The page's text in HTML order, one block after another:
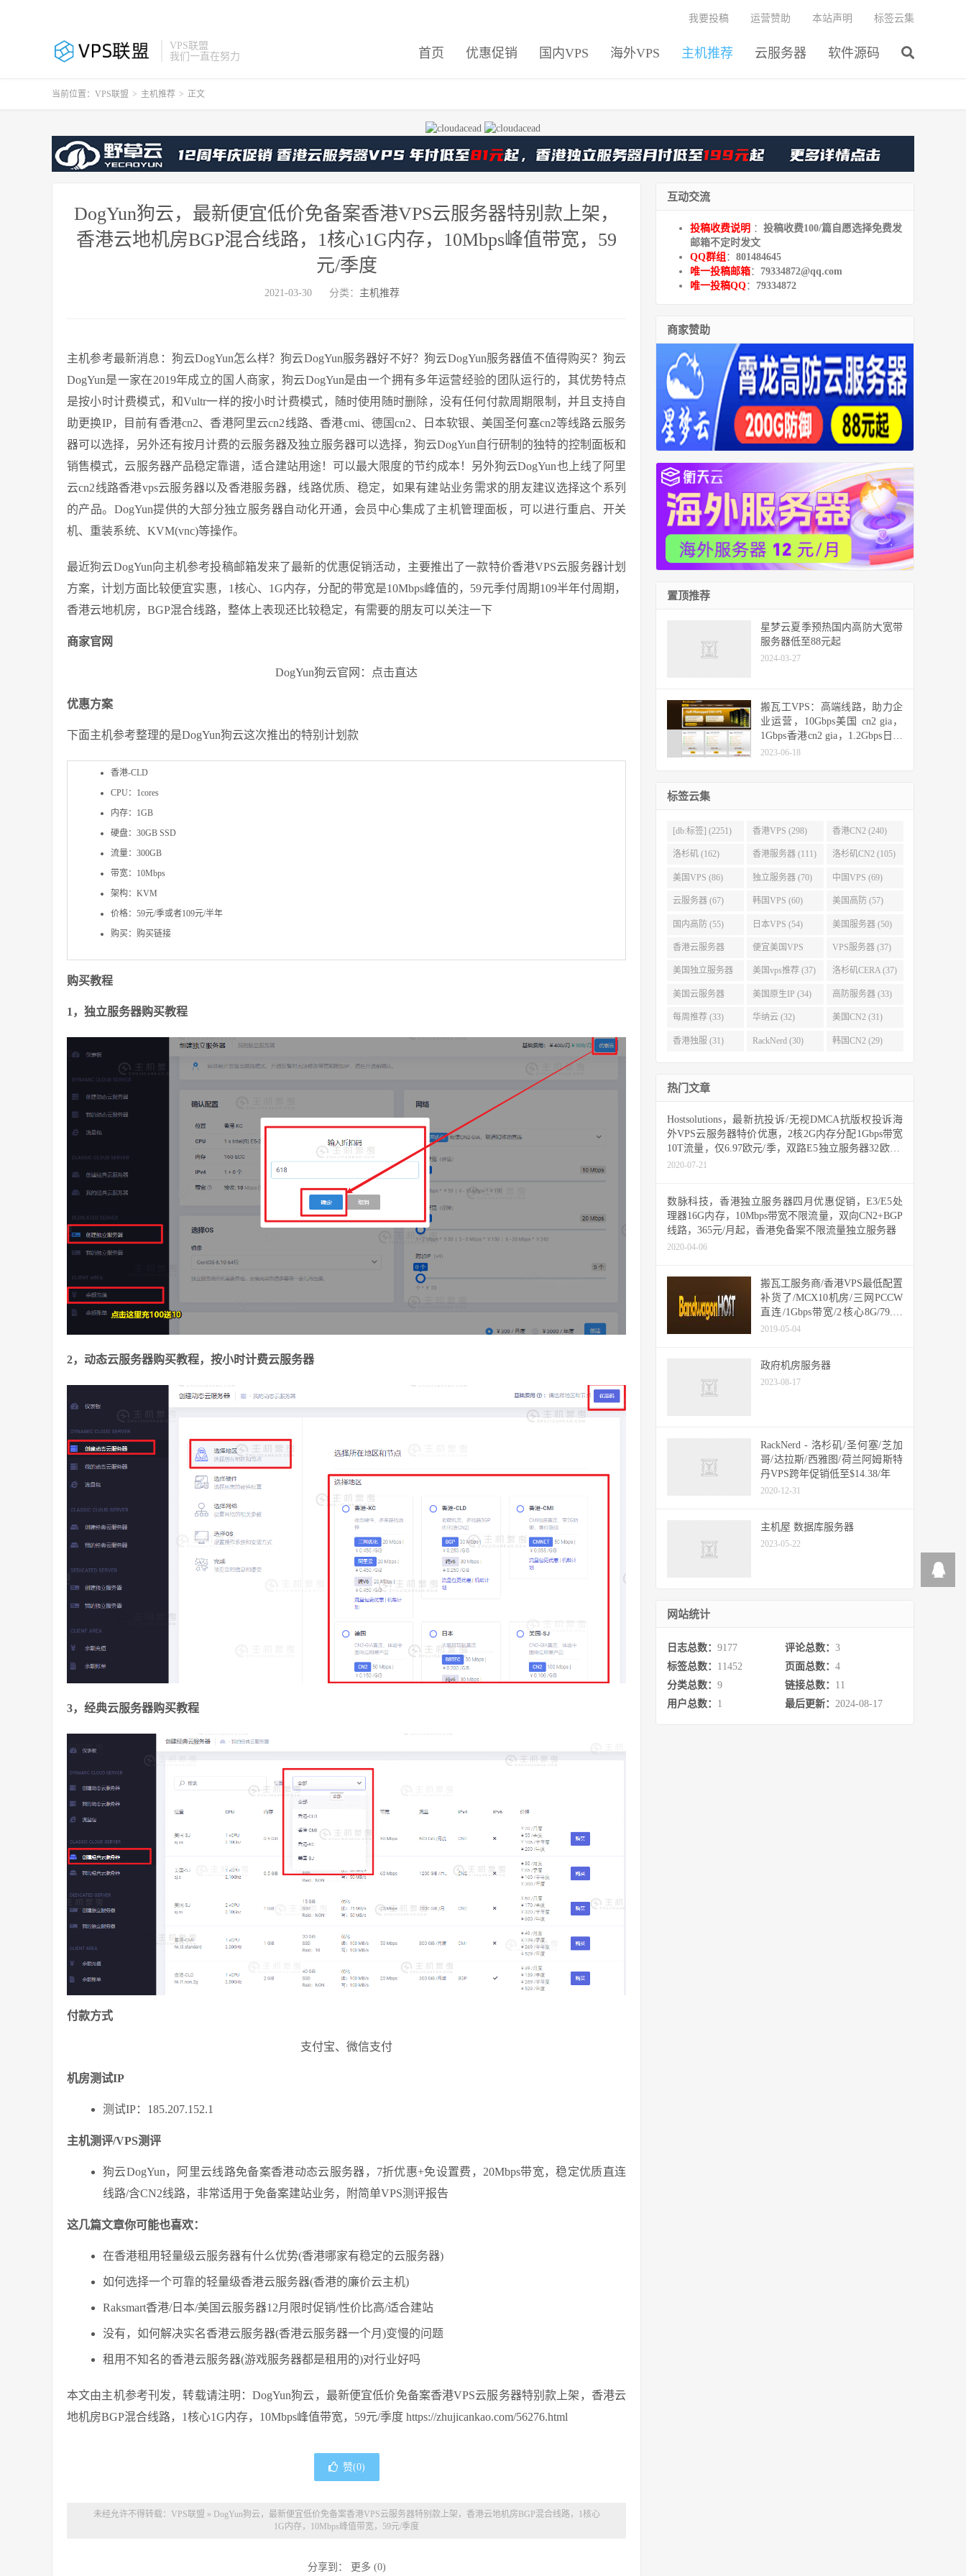
VPS联盟
我们一直在努力
首页 优惠促销 国内VPS 海外VPS 主机推荐 云服务器 软件源码
我要投稿 运营赞助 本站声明 标签云集
当前位置： VPS联盟 > 主机推荐 > 正文
DogYun狗云，最新便宜低价免备案香港VPS云服务器特别款上架，
香港云地机房BGP混合线路，1核心1G内存，10Mbps峰值带宽，59
元/季度
2021-03-30 分类： 主机推荐
主机参考最新消息：狗云DogYun怎么样？狗云DogYun服务器好不好？狗云DogYun服务器值不值得购买？狗云
DogYun是一家在2019年成立的国人商家，狗云DogYun是由一个拥有多年运营经验的团队运行的，其优势特点
是按小时计费模式，和Vultr一样的按小时计费模式，随时使用随时删除，没有任何付款周期限制，并且支持自
助更换IP，目前有香港cn2、香港阿里云cn2线路、香港cmi、德国cn2、日本软银、美国圣何塞cn2等线路云服务
器可以选择，另外还有按月计费的云服务器及独立服务器可以选择，狗云DogYun自行研制的独特的控制面板和
销售模式，云服务器产品稳定靠谱，适合建站用途！可以最大限度的节约成本！另外狗云DogYun也上线了阿里
云cn2线路香港vps云服务器以及香港服务器，线路优质、稳定，如果有建站业务需求的朋友建议选择这个系列
的产品。DogYun提供的大部分独立服务器自动化开通，会员中心集成了主机管理面板，可以进行重启、开关
机、重装系统、KVM(vnc)等操作。
最近狗云DogYun向主机参考投稿邮箱发来了最新的优惠促销活动，主要推出了一款特价香港VPS云服务器计划
方案，计划方面比较便宜实惠，1核心、1G内存，分配的带宽是10Mbps峰值的，59元季付周期109半年付周期，
香港云地机房，BGP混合线路，整体上表现还比较稳定，有需要的朋友可以关注一下
商家官网
DogYun狗云官网：点击直达
优惠方案
下面主机参考整理的是DogYun狗云这次推出的特别计划款
香港-CLD
CPU：1cores
内存：1GB
硬盘：30GB SSD
流量：300GB
带宽：10Mbps
架构： KVM
价格：59元/季或者109元/半年
购买：购买链接
购买教程
1，独立服务器购买教程
2，动态云服务器购买教程，按小时计费云服务器
3，经典云服务器购买教程
付款方式
支付宝、微信支付
机房测试IP
测试IP：185.207.152.1
主机测评/VPS测评
狗云DogYun，阿里云线路免备案香港动态云服务器，7折优惠+免设置费，20Mbps带宽，稳定优质直连
线路/含CN2线路，非常适用于免备案建站业务，附简单VPS测评报告
这几篇文章你可能也喜欢：
在香港租用轻量级云服务器有什么优势(香港哪家有稳定的云服务器)
如何选择一个可靠的轻量级香港云服务器(香港的廉价云主机)
Raksmart香港/日本/美国云服务器12月限时促销/性价比高/适合建站
没有，如何解决实名香港云服务器(香港云服务器一个月)变慢的问题
租用不知名的香港云服务器(游戏服务器都是租用的)对行业好吗
本文由主机参考刊发，转载请注明：DogYun狗云，最新便宜低价免备案香港VPS云服务器特别款上架，香港云
地机房BGP混合线路，1核心1G内存，10Mbps峰值带宽，59元/季度 https://zhujicankao.com/56276.html
赞(0)
未经允许不得转载： VPS联盟 » DogYun狗云，最新便宜低价免备案香港VPS云服务器特别款上架，香港云地机房BGP混合线路，1核心
1G内存，10Mbps峰值带宽，59元/季度
分享到： 更多 (0)
互动交流
投稿收费说明 ： 投稿收费100/篇自愿选择免费发
邮箱不定时发文
QQ群组 ： 801484645
唯一投稿邮箱： 79334872@qq.com
唯一投稿QQ： 79334872
商家赞助
置顶推荐
星梦云夏季预热国内高防大宽带
服务器低至88元起
2024-03-27
搬瓦工VPS：高端线路，助力企
业运营，10Gbps美国 cn2 gia，
1Gbps香港cn2 gia，1.2Gbps日本
cn2 gia，10Gbps日本软银
2023-06-18
标签云集
[db:标签] (2251) 香港VPS (298) 香港CN2 (240)
洛杉矶 (162) 香港服务器 (111) 洛杉矶CN2 (105)
美国VPS (86) 独立服务器 (70) 中国VPS (69)
云服务器 (67) 韩国VPS (60) 美国高防 (57)
国内高防 (55) 日本VPS (54) 美国服务器 (50)
香港云服务器
(40)
便宜美国VPS
(38)
VPS服务器 (37)
美国独立服务器
(37)
美国vps推荐 (37) 洛杉矶CERA (37)
美国云服务器
(34)
美国原生IP (34) 高防服务器 (33)
每周推荐 (33) 华纳云 (32) 美国CN2 (31)
香港独服 (31) RackNerd (30) 韩国CN2 (29)
热门文章
Hostsolutions，最新抗投诉/无视DMCA抗版权投诉海
外VPS云服务器特价优惠，2核2G内存分配1Gbps带宽
10T流量，仅6.97欧元/季，双路E5独立服务器32欧元/
月，8-16G随机内存
2020-07-21
数脉科技，香港独立服务器四月优惠促销，E3/E5处
理器16G内存，10Mbps带宽不限流量，双向CN2+BGP
线路，365元/月起，香港免备案不限流量独立服务器
2020-04-06
搬瓦工服务商/香港VPS最低配置
补货了/MCX10机房/三网PCCW
直连/1Gbps带宽/2核心8G/79.99
美元每月
2019-05-04
政府机房服务器
2023-08-17
RackNerd - 洛杉矶/圣何塞/芝加
哥/达拉斯/西雅图/荷兰阿姆斯特
丹VPS跨年促销低至$14.38/年
2020-12-31
主机屋 数据库服务器
2023-05-22
网站统计
日志总数： 9177 评论总数： 3
标签总数： 11452 页面总数： 4
分类总数： 9 链接总数： 11
用户总数： 1 最后更新： 2024-08-17